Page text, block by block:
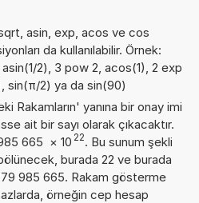
asin, exp, acos ve cos
da kullanılabilir. Örnek:
2), 3 pow 2, acos(1), 2 exp
sin(π/2) ya da sin(90)
Rakamların' yanına bir onay imi
ait bir sayı olarak çıkacaktır.
665 × 10 22. Bu sunum şekli
burada 22 ve burada
985 665. Rakam gösterme
örneğin cep hesap